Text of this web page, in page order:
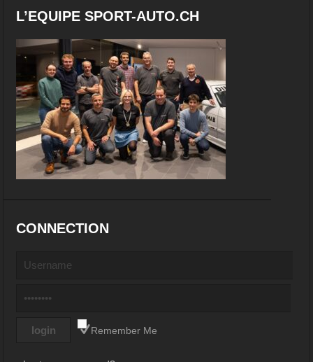
L’EQUIPE SPORT-AUTO.CH
CONNECTION
Remember Me